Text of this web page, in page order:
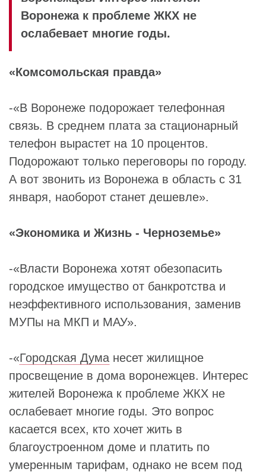
Воронежа к проблеме ЖКХ не
ослабевает многие годы.
«Комсомольская правда»
-«В Воронеже подорожает телефонная
связь. В среднем плата за стационарный
телефон вырастет на 10 процентов.
Подорожают только переговоры по городу.
А вот звонить из Воронежа в область с 31
января, наоборот станет дешевле».
«Экономика и Жизнь - Черноземье»
-«Власти Воронежа хотят обезопасить
городское имущество от банкротства и
неэффективного использования, заменив
МУПы на МКП и МАУ».
-«Городская Дума несет жилищное
просвещение в дома воронежцев. Интерес
жителей Воронежа к проблеме ЖКХ не
ослабевает многие годы. Это вопрос
касается всех, кто хочет жить в
благоустроенном доме и платить по
умеренным тарифам, однако не всем под